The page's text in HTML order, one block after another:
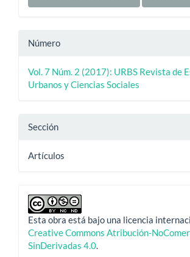
Número
Vol. 7 Núm. 2 (2017): URBS Revista de
Urbanos y Ciencias Sociales
Sección
Artículos
Esta obra está bajo una licencia
Creative Commons Atribución-
SinDerivadas 4.0